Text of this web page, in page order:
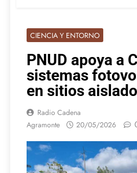
CIENCIA Y ENTORNO
PNUD apoya a
sistemas
en sitios
Radio Cadena
Agramonte
20/05/2026